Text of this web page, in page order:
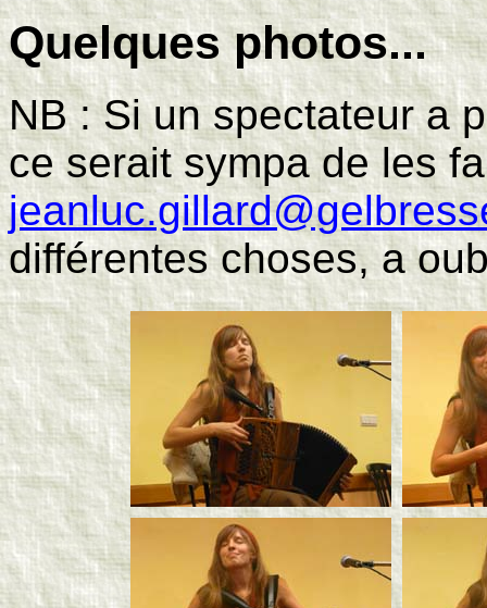
Quelques photos...
NB : Si un spectateur a
ce serait sympa de les
différentes choses, a